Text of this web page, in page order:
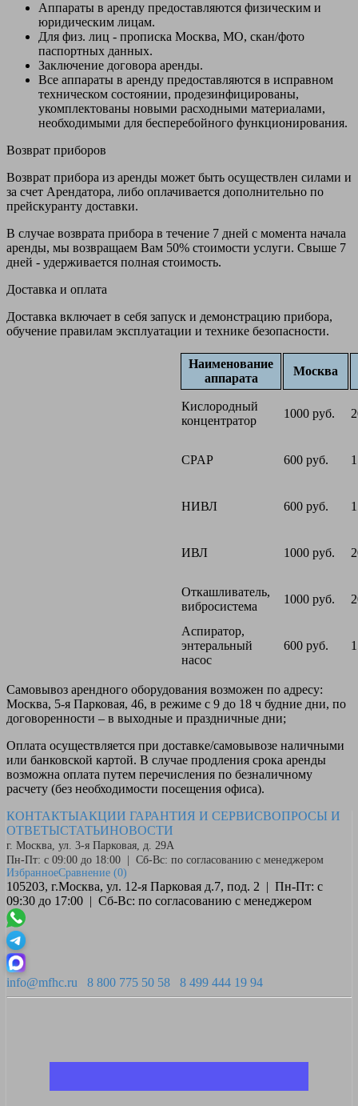
Аппараты в аренду предоставляются физическим и
юридическим лицам.
Для физ. лиц - прописка Москва, МО, скан/фото
паспортных данных.
Заключение договора аренды.
Все аппараты в аренду предоставляются в исправном
техническом состоянии, продезинфицированы,
укомплектованы новыми расходными материалами,
необходимыми для бесперебойного функционирования.
Возврат приборов
Возврат прибора из аренды может быть осуществлен силами и
за счет Арендатора, либо оплачивается дополнительно по
прейскуранту доставки.
В случае возврата прибора в течение 7 дней с момента начала
аренды, мы возвращаем Вам 50% стоимости услуги. Свыше 7
дней - удерживается полная стоимость.
Доставка и оплата
Доставка включает в себя запуск и демонстрацию прибора,
обучение правилам эксплуатации и технике безопасности.
Наименование
аппарата
Москва
Кислородный
концентратор
1000 руб.
CPAP 600 руб.
НИВЛ 600 руб.
ИВЛ 1000 руб.
Откашливатель,
вибросистема
1000 руб.
Аспиратор,
энтеральный
насос
600 руб.
Самовывоз арендного оборудования возможен по адресу:
Москва, 5-я Парковая, 46, в режиме с 9 до 18 ч будние дни, по
договоренности – в выходные и праздничные дни;
Оплата осуществляется при доставке/самовывозе наличными
или банковской картой. В случае продления срока аренды
возможна оплата путем перечисления по безналичному
расчету (без необходимости посещения офиса).
КОНТАКТЫАКЦИИ ГАРАНТИЯ И СЕРВИСВОПРОСЫ И
ОТВЕТЫСТАТЬИНОВОСТИ
г. Москва, ул. 3-я Парковая, д. 29А
Пн-Пт: с 09:00 до 18:00 | Сб-Вс: по согласованию с менеджером
ИзбранноеСравнение (0)
105203, г.Москва, ул. 12-я Парковая д.7, под. 2 | Пн-Пт: с
09:30 до 17:00 | Сб-Вс: по согласованию с менеджером
info@mfhc.ru 8 800 775 50 58 8 499 444 19 94